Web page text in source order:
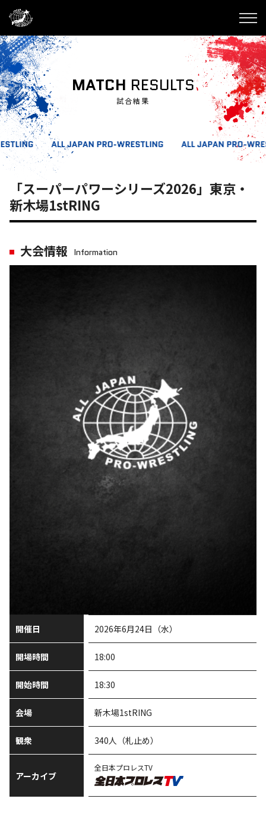
MATCH RESULTS
試合結果
「スーパーパワーシリーズ2026」東京・
新木場1stRING
大会情報 Information
開催日 2026年6月24日（水）
開場時間 18:00
開始時間 18:30
会場 新木場1stRING
観衆 340人（札止め）
アーカイブ
全日本プロレスTV